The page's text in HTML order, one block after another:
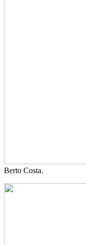
Berto Costa.